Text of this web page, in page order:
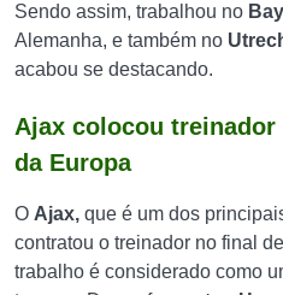
Sendo assim, trabalhou no
Alemanha, e também no
acabou se destacando.
Ajax colocou
da Europa
O Ajax, que é um dos
contratou o treinador no final
trabalho é considerado como